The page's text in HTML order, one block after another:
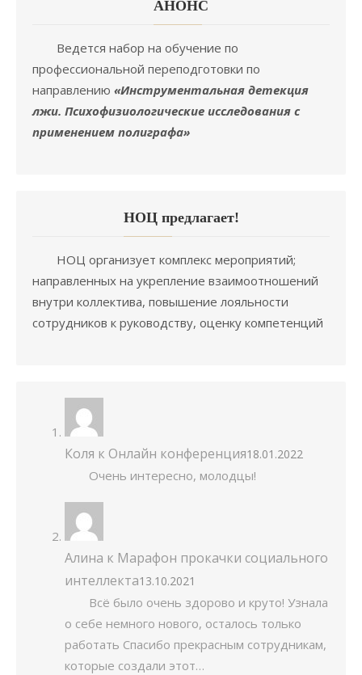
АНОНC
Ведется набор на обучение по
профессиональной переподготовки по
направлению «Инструментальная детекция
лжи. Психофизиологические исследования с
применением полиграфа»
НОЦ предлагает!
НОЦ организует комплекс мероприятий;
направленных на укрепление взаимоотношений
внутри коллектива, повышение лояльности
сотрудников к руководству, оценку компетенций
Коля к Онлайн конференция18.01.2022
Очень интересно, молодцы!
Алина к Марафон прокачки социального
интеллекта13.10.2021
Всё было очень здорово и круто! Узнала
о себе немного нового, осталось только
работать Спасибо прекрасным сотрудникам,
которые создали этот…